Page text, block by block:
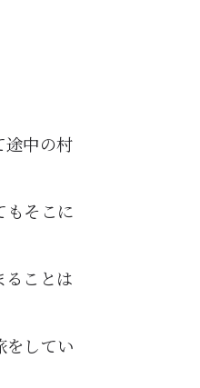
途中の村
もそこに
ることは
をしてい